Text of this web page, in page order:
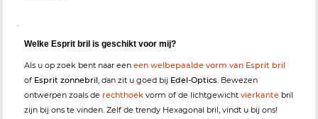
.
Welke Esprit bril is geschikt voor mij?
Als u op zoek bent naar een een welbepaalde vorm van Esprit bril
of Esprit zonnebril, dan zit u goed bij Edel-Optics. Bewezen
ontwerpen zoals de rechthoek vorm of de lichtgewicht vierkante bril
zijn bij ons te vinden. Zelf de trendy Hexagonal bril, vindt u bij ons!